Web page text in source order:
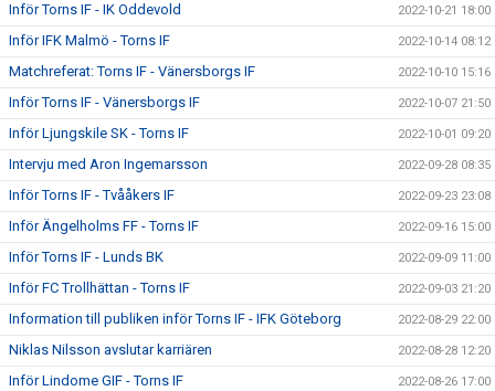
Inför Torns IF - IK Oddevold 2022-10-21 18:00
Inför IFK Malmö - Torns IF 2022-10-14 08:12
Matchreferat: Torns IF - Vänersborgs IF 2022-10-10 15:16
Inför Torns IF - Vänersborgs IF 2022-10-07 21:50
Inför Ljungskile SK - Torns IF 2022-10-01 09:20
Intervju med Aron Ingemarsson 2022-09-28 08:35
Inför Torns IF - Tvååkers IF 2022-09-23 23:08
Inför Ängelholms FF - Torns IF 2022-09-16 15:00
Inför Torns IF - Lunds BK 2022-09-09 11:00
Inför FC Trollhättan - Torns IF 2022-09-03 21:20
Information till publiken inför Torns IF - IFK Göteborg 2022-08-29 22:00
Niklas Nilsson avslutar karriären 2022-08-28 12:20
Inför Lindome GIF - Torns IF 2022-08-26 17:00